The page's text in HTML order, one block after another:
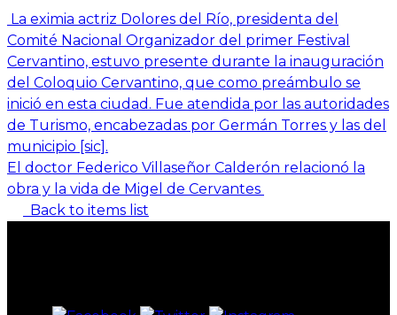
La eximia actriz Dolores del Río, presidenta del
Comité Nacional Organizador del primer Festival
Cervantino, estuvo presente durante la inauguración
del Coloquio Cervantino, que como preámbulo se
inició en esta ciudad. Fue atendida por las autoridades
de Turismo, encabezadas por Germán Torres y las del
municipio [sic].
El doctor Federico Villaseñor Calderón relacionó la
obra y la vida de Migel de Cervantes
Back to items list